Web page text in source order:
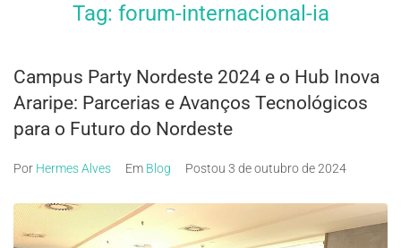
Tag: forum-internacional-ia
Campus Party Nordeste 2024 e o Hub Inova
Araripe: Parcerias e Avanços Tecnológicos
para o Futuro do Nordeste
Por Hermes Alves Em Blog Postou 3 de outubro de 2024